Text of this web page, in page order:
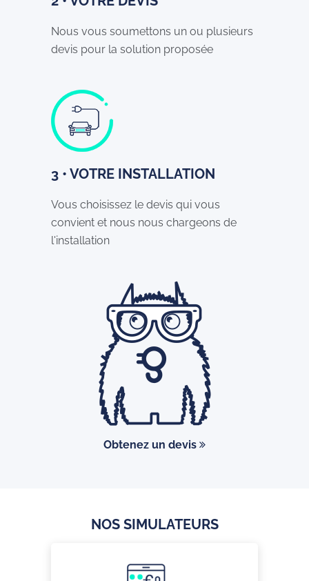
Nous vous soumettons un ou plusieurs
devis pour la solution proposée
3 • VOTRE INSTALLATION
Vous choisissez le devis qui vous
convient et nous nous chargeons de
l'installation
Obtenez un devis
NOS SIMULATEURS